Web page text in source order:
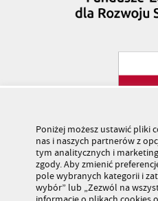
Poniżej możesz ustawić pliki
nas i naszych partnerów z
tym analitycznych i
zgody. Aby zmienić
pole wybranych kategorii i
wybór” lub „Zezwól na